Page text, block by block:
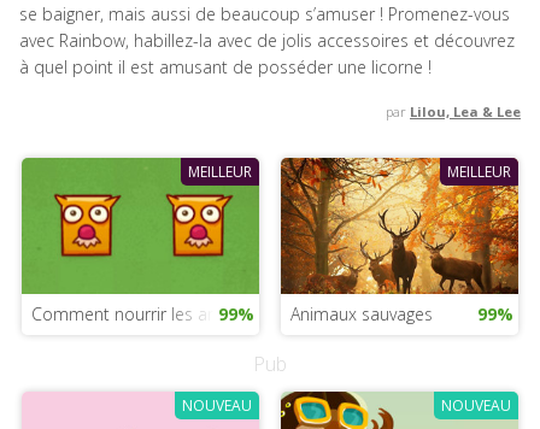
se baigner, mais aussi de beaucoup s’amuser ! Promenez-vous
avec Rainbow, habillez-la avec de jolis accessoires et découvrez
à quel point il est amusant de posséder une licorne !
par Lilou, Lea & Lee
MEILLEUR
Comment nourrir les animaux
99%
MEILLEUR
Animaux sauvages 99%
Pub
NOUVEAU NOUVEAU